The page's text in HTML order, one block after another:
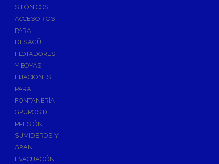
SIFÓNICOS
ACCESORIOS
PARA
DESAGÜE
FLOTADORES
Y BOYAS
FIJACIONES
PARA
FONTANERÍA
GRUPOS DE
PRESIÓN
SUMIDEROS Y
GRAN
EVACUACIÓN